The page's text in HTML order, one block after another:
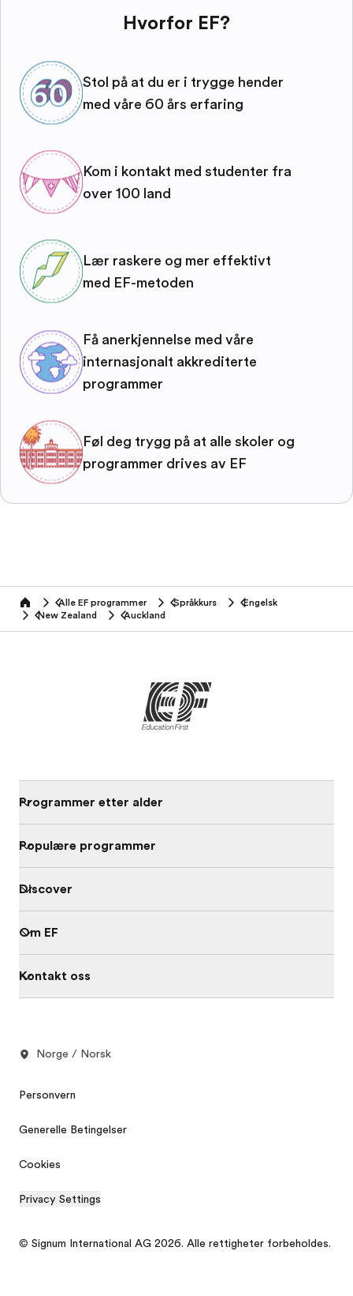
Hvorfor EF?
Stol på at du er i trygge hender
med våre 60 års erfaring
Kom i kontakt med studenter fra
over 100 land
Lær raskere og mer effektivt
med EF-metoden
Få anerkjennelse med våre
internasjonalt akkrediterte
programmer
Føl deg trygg på at alle skoler og
programmer drives av EF
home Alle EF programmer Språkkurs
Engelsk
New Zealand
Auckland
Programmer etter alder
Populære programmer
Discover
Om EF
Kontakt oss
Norge / Norsk
Personvern
Generelle Betingelser
Cookies
Privacy Settings
© Signum International AG 2026. Alle rettigheter forbeholdes.